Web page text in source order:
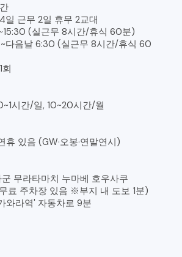
일 근무 2일 휴무 2교대
(실근무 8시간/휴식 60분)
다음날 6:30 (실근무 8시간/휴식 60
시간/일, 10~20시간/월
휴 있음 (GW·오봉·연말연시)
무라타마치 누마베 호우사쿠
료 주차장 있음 ※부지 내 도보 1분)
와라역' 자동차로 9분